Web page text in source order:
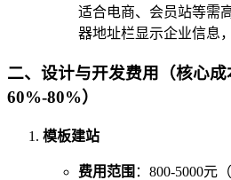
适合电商、会员站等需
器地址栏显示企业信息
二、设计与开发费用（核心
60%-80%）
模板建站
费用范围 ：800-5000元